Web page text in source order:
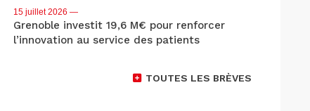
15 juillet 2026 —
Grenoble investit 19,6 M€ pour renforcer
l’innovation au service des patients
TOUTES LES BRÈVES